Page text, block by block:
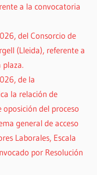
a la convocatoria
del Consorcio de
(Lleida), referente a
plaza.
de la
la relación de
del proceso
general de acceso
Laborales, Escala
por Resolución